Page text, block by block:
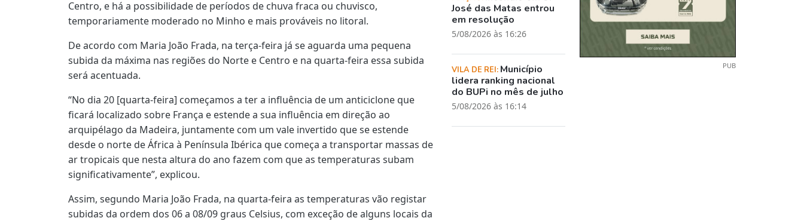
Centro, e há a possibilidade de períodos de chuva fraca ou chuvisco,
temporariamente moderado no Minho e mais prováveis no litoral.
De acordo com Maria João Frada, na terça-feira já se aguarda uma pequena
subida da máxima nas regiões do Norte e Centro e na quarta-feira essa subida
será acentuada.
“No dia 20 [quarta-feira] começamos a ter a influência de um anticiclone que
ficará localizado sobre França e estende a sua influência em direção ao
arquipélago da Madeira, juntamente com um vale invertido que se estende
desde o norte de África à Península Ibérica que começa a transportar massas de
ar tropicais que nesta altura do ano fazem com que as temperaturas subam
significativamente”, explicou.
Assim, segundo Maria João Frada, na quarta-feira as temperaturas vão registar
subidas da ordem dos 06 a 08/09 graus Celsius, com exceção de alguns locais da
José das Matas entrou
em resolução
5/08/2026 às 16:26
VILA DE REI: Município
lidera ranking nacional
do BUPi no mês de julho
5/08/2026 às 16:14
PUB